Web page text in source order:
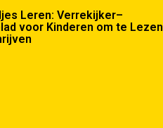
Leren: Verrekijker–
voor Kinderen om te Lezen